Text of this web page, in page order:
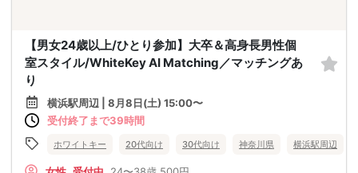
【男女24歳以上/ひとり参加】大卒＆高身長男性個
室スタイル/WhiteKey AI Matching／マッチングあ
り
横浜駅周辺 | 8月8日(土) 15:00〜
受付終了まで39時間
ホワイトキー 20代向け 30代向け 神奈川県 横浜駅周辺